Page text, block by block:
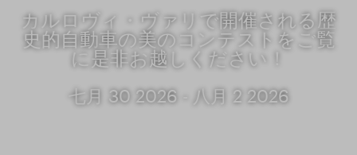
カルロヴィ・ヴァリで開催される歴
史的自動車の美のコンテストをご覧
に是非お越しください！
七月 30 2026 - 八月 2 2026